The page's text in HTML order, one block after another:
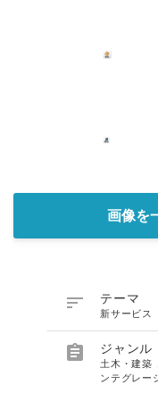
画像を
 テーマ
新サービス
 ジャンル
土木・建築
ンテグレー